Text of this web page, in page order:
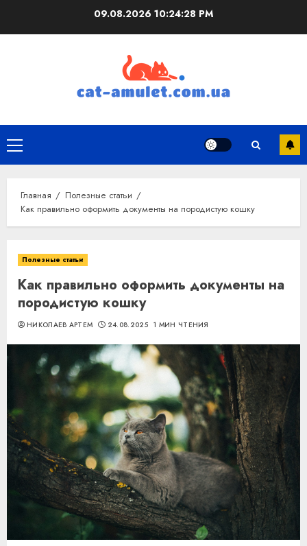
09.08.2026 10:24:28 PM
Основное
меню
Главная
Полезные статьи
Как правильно оформить документы на породистую кошку
Полезные статьи
Как правильно оформить документы на
породистую кошку
НИКОЛАЕВ АРТЕМ 24.08.2025 1 МИН ЧТЕНИЯ